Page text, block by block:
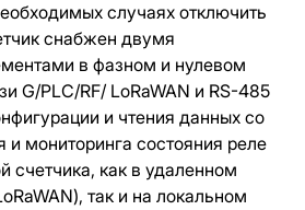
случаях отключить
снабжен двумя
в фазном и нулевом
G/PLC/RF/ LoRaWAN и RS-485
и чтения данных со
и мониторинга состояния реле
счетчика, как в удаленном
так и на локальном